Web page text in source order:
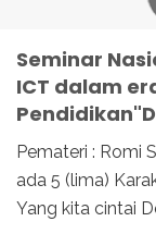
Seminar
ICT dalam
Pemateri : Romi
ada 5 (lima)
Yang kita cintai